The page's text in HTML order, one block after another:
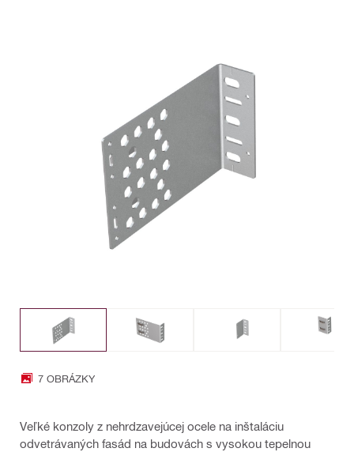
7 OBRÁZKY
Veľké konzoly z nehrdzavejúcej ocele na inštaláciu
odvetrávaných fasád na budovách s vysokou tepelnou